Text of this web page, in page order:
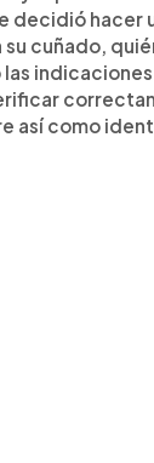
decidió hacer
cuñado,
así como